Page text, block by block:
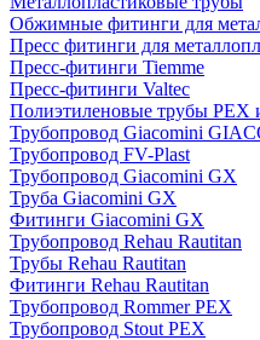
Обжимные фитинги для
Пресс фитинги для
Пресс-фитинги Tiemme
Пресс-фитинги Valtec
Полиэтиленовые трубы PEX
Трубопровод Giacomini
Трубопровод FV-Plast
Трубопровод Giacomini GX
Труба Giacomini GX
Фитинги Giacomini GX
Трубопровод Rehau Rautitan
Трубы Rehau Rautitan
Фитинги Rehau Rautitan
Трубопровод Rommer PEX
Трубопровод Stout PEX